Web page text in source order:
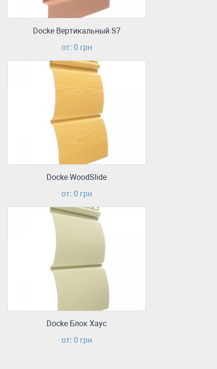
Docke Вертикальный S7
от: 0 грн
Docke WoodSlide
от: 0 грн
Docke Блок Хаус
от: 0 грн